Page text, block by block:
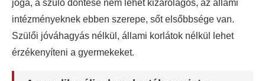
joga, a szülő döntése nem lehet kizárólagos, az állami
intézményeknek ebben szerepe, sőt elsőbbsége van.
Szülői jóváhagyás nélkül, állami korlátok nélkül lehet
érzékenyíteni a gyermekeket.